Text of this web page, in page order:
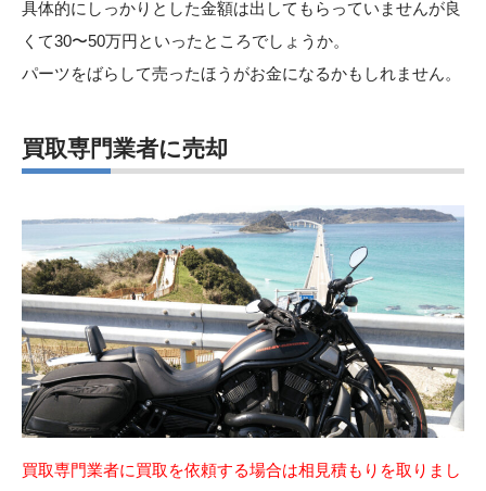
具体的にしっかりとした金額は出してもらっていませんが良
くて30〜50万円といったところでしょうか。
パーツをばらして売ったほうがお金になるかもしれません。
買取専門業者に売却
買取専門業者に買取を依頼する場合は相見積もりを取りまし